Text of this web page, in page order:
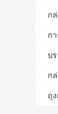
ก
ก
บ
ก
ถุ